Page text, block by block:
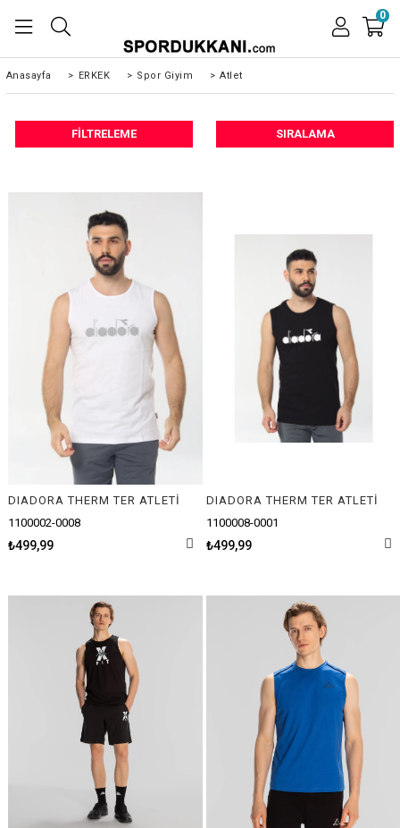
0
Anasayfa > ERKEK > Spor Giyim > Atlet
FILTRELEME SIRALAMA
DIADORA THERM TER ATLETİ
1100002-0008
₺499,99
DIADORA THERM TER ATLETİ
1100008-0001
₺499,99